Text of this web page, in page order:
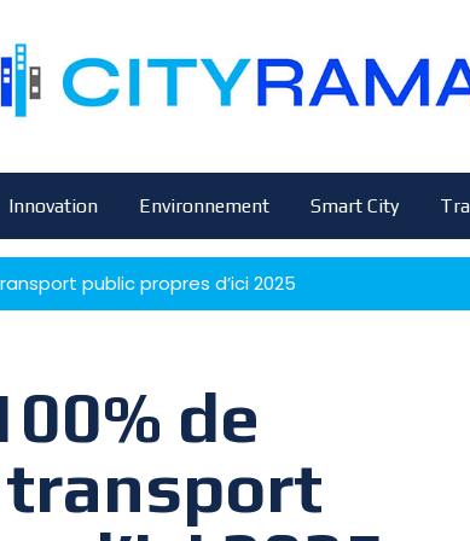
Innovation Environnement Smart City
public propres d’ici 2025
de
transport